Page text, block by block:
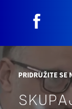
PRIDRUŽITE SE